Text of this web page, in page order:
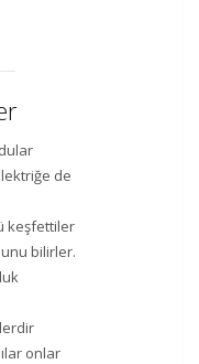
de
keşfettiler
bilirler.
onlar